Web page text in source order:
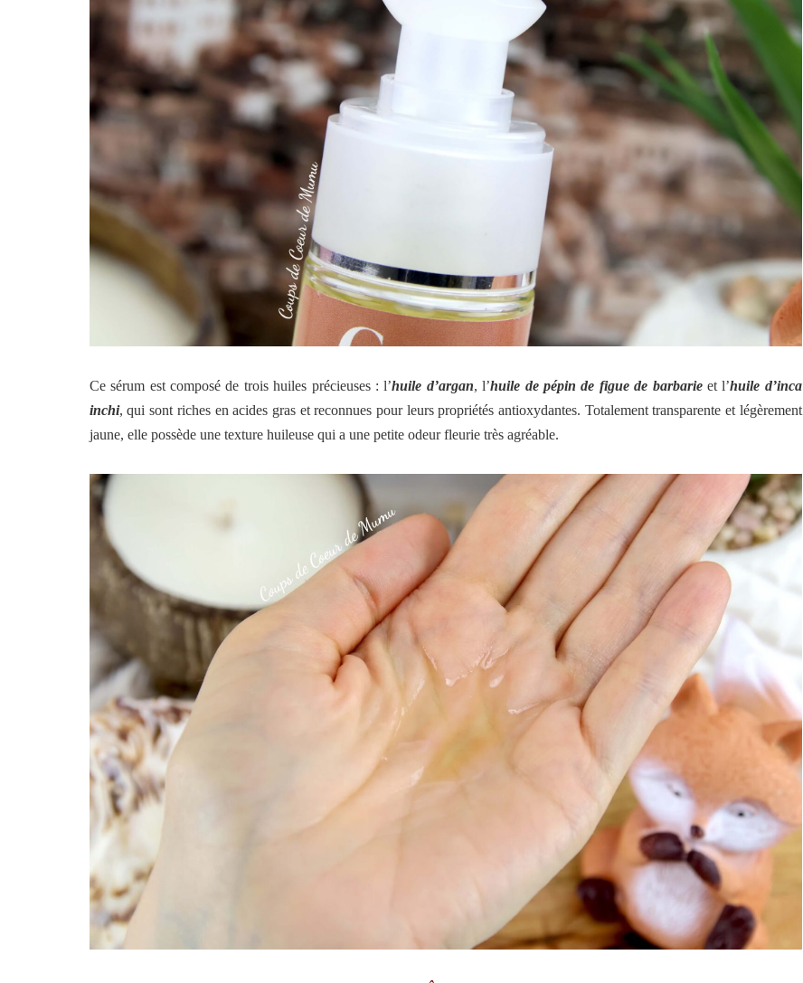
Ce sérum est composé de trois huiles précieuses : l’huile d’argan, l’huile de pépin de figue de barbarieet l’huile d’inca
inchi, qui sont riches en acides gras et reconnues pour leurs propriétés antioxydantes. Totalement transparente et légèrement
jaune, elle possède une texture huileuse qui a une petite odeur fleurie très agréable.